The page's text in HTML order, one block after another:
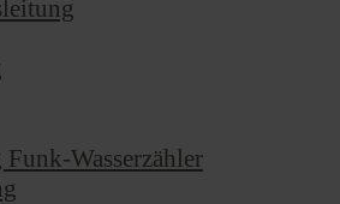
Wasserzähler